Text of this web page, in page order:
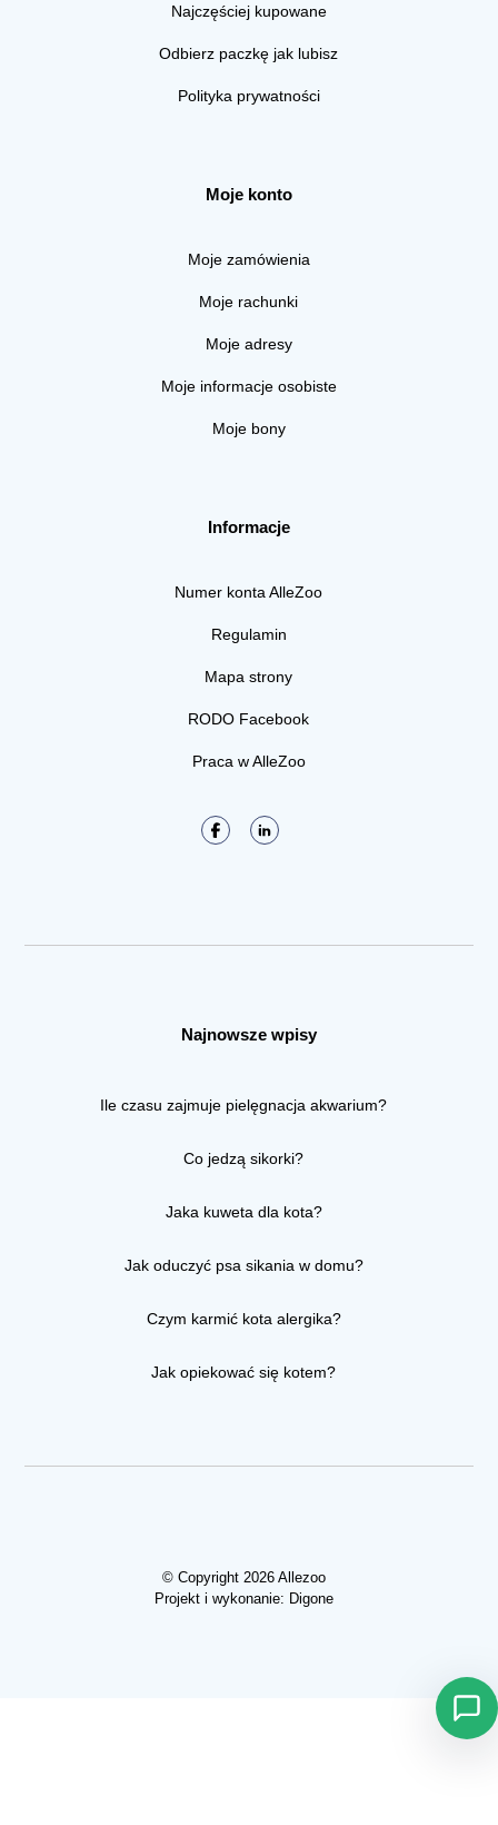
Najczęściej kupowane
Odbierz paczkę jak lubisz
Polityka prywatności
Moje konto
Moje zamówienia
Moje rachunki
Moje adresy
Moje informacje osobiste
Moje bony
Informacje
Numer konta AlleZoo
Regulamin
Mapa strony
RODO Facebook
Praca w AlleZoo
Najnowsze wpisy
Ile czasu zajmuje pielęgnacja akwarium?
Co jedzą sikorki?
Jaka kuweta dla kota?
Jak oduczyć psa sikania w domu?
Czym karmić kota alergika?
Jak opiekować się kotem?
© Copyright 2026 Allezoo
Projekt i wykonanie: Digone